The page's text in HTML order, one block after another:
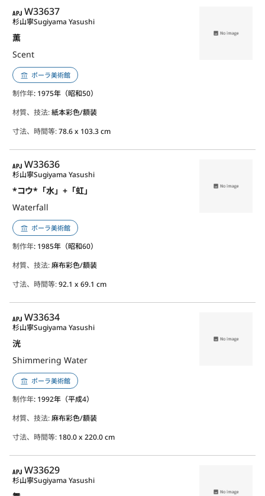
APJ
W33637
薫
Scent
杉山寧Sugiyama Yasushi
ポーラ美術館
制作年: 1975年（昭和50）
材質、技法:紙本彩色/額装
寸法、時間等:78.6 x 103.3 cm
APJ
W33636
*コウ*「水」+「虹」
Waterfall
杉山寧Sugiyama Yasushi
ポーラ美術館
制作年: 1985年（昭和60）
材質、技法:麻布彩色/額装
寸法、時間等:92.1 x 69.1 cm
APJ
W33634
洸
Shimmering Water
杉山寧Sugiyama Yasushi
ポーラ美術館
制作年: 1992年（平成4）
材質、技法:麻布彩色/額装
寸法、時間等: 180.0 x 220.0 cm
APJ
W33629
杉山寧Sugiyama Yasushi